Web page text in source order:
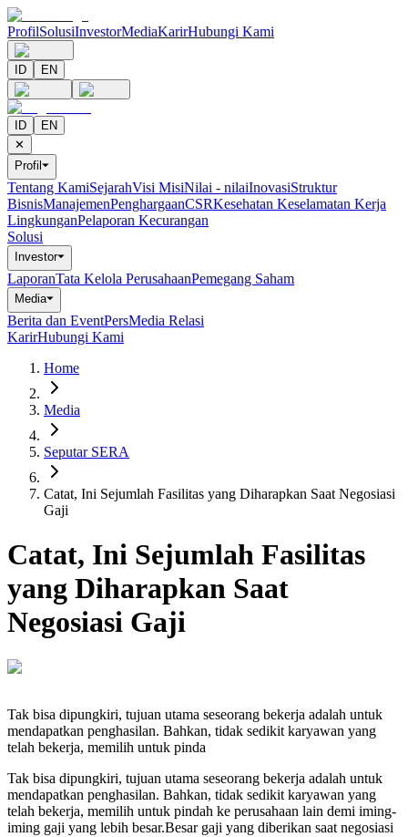
ProfilSolusiInvestorMediaKarirHubungi Kami
ID EN
ID
EN
✕
Profil ⏷
Tentang KamiSejarahVisi MisiNilai - nilaiInovasiStruktur
BisnisManajemenPenghargaanCSRKesehatan Keselamatan Kerja
LingkunganPelaporan Kecurangan
Solusi
Investor⏷
LaporanTata Kelola PerusahaanPemegang Saham
Media⏷
Berita dan EventPersMedia Relasi
KarirHubungi Kami
Home
Media
Seputar SERA
Catat, Ini Sejumlah Fasilitas yang Diharapkan Saat Negosiasi
Gaji
Catat, Ini Sejumlah Fasilitas
yang Diharapkan Saat
Negosiasi Gaji
Tak bisa dipungkiri, tujuan utama seseorang bekerja adalah untuk
mendapatkan penghasilan. Bahkan, tidak sedikit karyawan yang
telah bekerja, memilih untuk pinda
Tak bisa dipungkiri, tujuan utama seseorang bekerja adalah untuk
mendapatkan penghasilan. Bahkan, tidak sedikit karyawan yang
telah bekerja, memilih untuk pindah ke perusahaan lain demi iming-
iming gaji yang lebih besar.Besar gaji yang diberikan saat negosiasi